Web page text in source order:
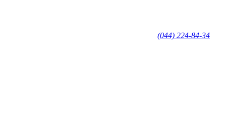
(044) 224-84-34